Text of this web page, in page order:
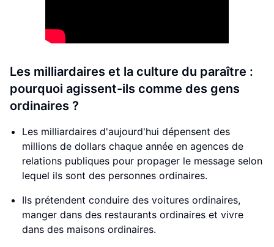
Les milliardaires et la culture du paraître :
pourquoi agissent-ils comme des gens
ordinaires ?
Les milliardaires d'aujourd'hui dépensent des
millions de dollars chaque année en agences de
relations publiques pour propager le message selon
lequel ils sont des personnes ordinaires.
Ils prétendent conduire des voitures ordinaires,
manger dans des restaurants ordinaires et vivre
dans des maisons ordinaires.